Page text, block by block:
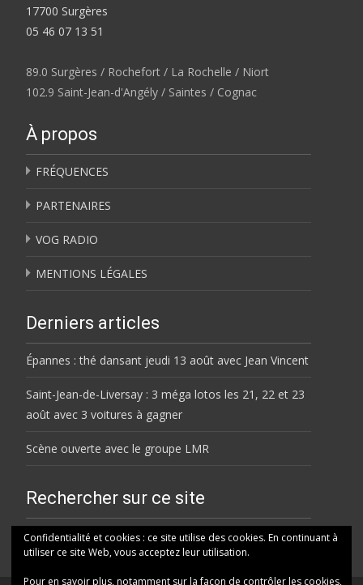
17700 Surgères
05 46 07 13 51
89.0 Surgères / Rochefort / La Rochelle / Niort
102.9 Saint-Jean-d'Angély / Saintes / Cognac
À propos
FRÉQUENCES
PARTENAIRES
VOG RADIO
MENTIONS LÉGALES
Derniers articles
Épannes : thé dansant jeudi 13 août avec Jean Vincent
Saint-Jean-de-Liversay : 3 méga lotos les 21, 22 et 23
août avec 3 voitures à gagner
Scène ouverte avec le groupe LMR
Rechercher sur ce site
Rechercher
Confidentialité et cookies : ce site utilise des cookies. En continuant à
utiliser ce site Web, vous acceptez leur utilisation.
Pour en savoir plus, notamment sur la façon de contrôler les cookies,